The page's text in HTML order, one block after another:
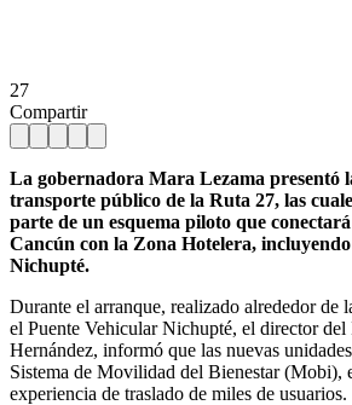
27
Compartir
La gobernadora Mara Lezama presentó
transporte público de la Ruta 27, las
parte de un esquema piloto que
Cancún con la Zona Hotelera,
Nichupté.
Durante el arranque, realizado alrededor de
el Puente Vehicular Nichupté, el director
Hernández, informó que las nuevas
Sistema de Movilidad del Bienestar (Mobi),
experiencia de traslado de miles de usuarios.